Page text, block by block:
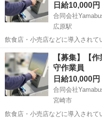
日給10,000円
合同会社
広原駅
飲食店・小売店などに導入され
ニュアル完備で未経験でも安心◎
とう」が直接もらえるお仕事です！ ✅ お仕事内容 店舗などに設
れたモバイル...
宮崎 東臼杵郡 広原駅
【募集】【
守作業員
日給10,000円
合同会社
宮崎市
飲食店・小売店などに導入されて